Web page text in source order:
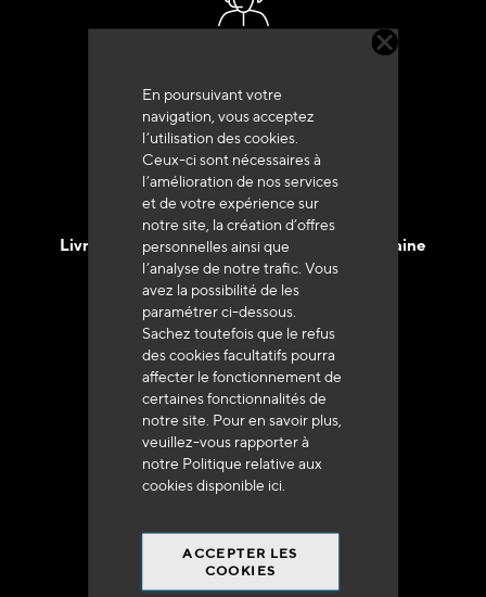
En poursuivant votre
navigation, vous acceptez
l’utilisation des cookies.
Ceux-ci sont nécessaires à
l’amélioration de nos services
et de votre expérience sur
notre site, la création d’offres
personnelles ainsi que
l’analyse de notre trafic. Vous
avez la possibilité de les
paramétrer ci-dessous.
Sachez toutefois que le refus
des cookies facultatifs pourra
affecter le fonctionnement de
certaines fonctionnalités de
notre site. Pour en savoir plus,
veuillez-vous rapporter à
notre Politique relative aux
cookies disponible ici
ACCEPTER LES
COOKIES
+33 (0)4 79 72 62 22 Taper 1
Livraison en 48h à 72h en France Métropolitaine
Franco de port
à 250 euros*
90% du catalogue
en disponibilité